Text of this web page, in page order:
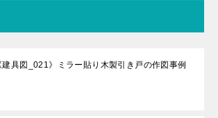
建具図_021》ミラー貼り木製引き戸の作図事例